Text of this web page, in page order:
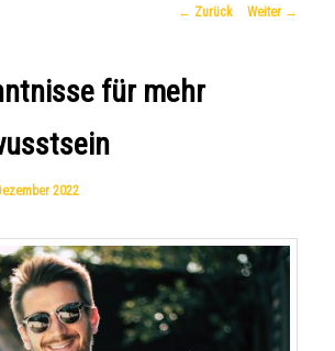
Beitrags-
← Zurück Weiter →
für mehr
2022